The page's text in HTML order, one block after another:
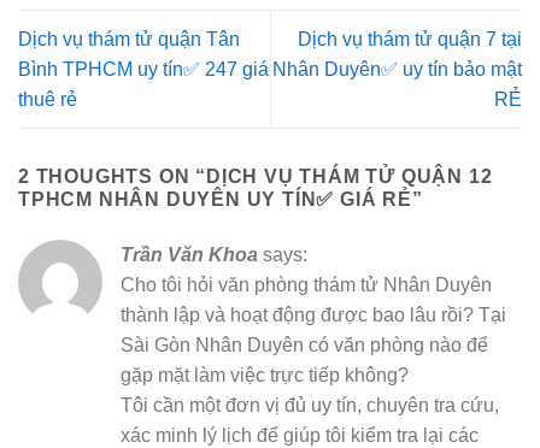
Dịch vụ thám tử quận Tân
Bình TPHCM uy tín✅ 247 giá
thuê rẻ
Dịch vụ thám tử quận 7 tại
Nhân Duyên✅ uy tín bảo mật
RẺ
2 THOUGHTS ON “ DỊCH VỤ THÁM TỬ QUẬN 12
TPHCM NHÂN DUYÊN UY TÍN✅ GIÁ RẺ”
Trần Văn Khoa says:
Cho tôi hỏi văn phòng thám tử Nhân Duyên
thành lập và hoạt động được bao lâu rồi? Tại
Sài Gòn Nhân Duyên có văn phòng nào để
gặp mặt làm việc trực tiếp không?
Tôi cần một đơn vị đủ uy tín, chuyên tra cứu,
xác minh lý lịch để giúp tôi kiểm tra lại các